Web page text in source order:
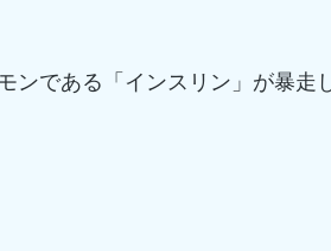
ンである「インスリン」が暴走